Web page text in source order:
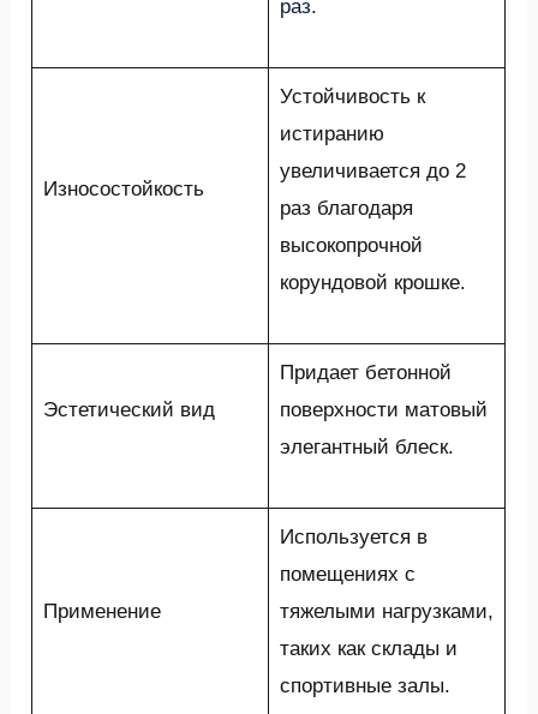
раз.
Износостойкость
Устойчивость к
истиранию
увеличивается до 2
раз благодаря
высокопрочной
корундовой крошке.
Эстетический вид
Придает бетонной
поверхности матовый
элегантный блеск.
Применение
Используется в
помещениях с
тяжелыми нагрузками,
таких как склады и
спортивные залы.